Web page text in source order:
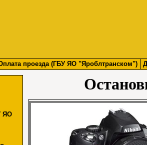
проезда (ГБУ ЯО "Яроблтранском")
ЯО